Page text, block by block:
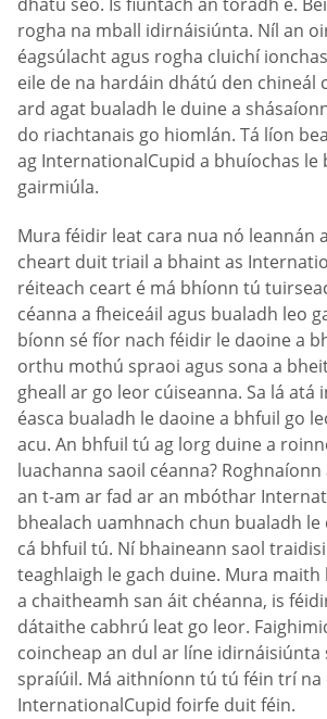
rogha na mball idirnáisiúnta. Níl an
éagsúlacht agus rogha cluichí
eile de na hardáin dhátú den chineál
ard agat bualadh le duine a
do riachtanais go hiomlán. Tá líon
ag InternationalCupid a bhuíochas le
gairmiúla.
Mura féidir leat cara nua nó leannán
cheart duit triail a bhaint as
réiteach ceart é má bhíonn tú
céanna a fheiceáil agus bualadh leo
bíonn sé fíor nach féidir le daoine a
orthu mothú spraoi agus sona a
gheall ar go leor cúiseanna. Sa lá atá
éasca bualadh le daoine a bhfuil go
acu. An bhfuil tú ag lorg duine a
luachanna saoil céanna?
an t-am ar fad ar an mbóthar
bhealach uamhnach chun bualadh le
cá bhfuil tú. Ní bhaineann saol
teaghlaigh le gach duine. Mura maith
a chaitheamh san áit chéanna, is
dátaithe cabhrú leat go leor.
coincheap an dul ar líne idirnáisiúnta
spraíúil. Má aithníonn tú tú féin trí na
InternationalCupid foirfe duit féin.